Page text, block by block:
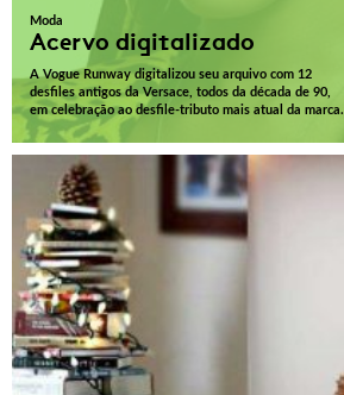
Moda
Acervo digitalizado
A Vogue Runway digitalizou seu arquivo com 12
desfiles antigos da Versace, todos da década de 90,
em celebração ao desfile-tributo mais atual da marca.